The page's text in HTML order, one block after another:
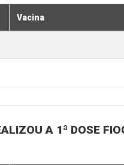
Vacina
A 1ª DOSE